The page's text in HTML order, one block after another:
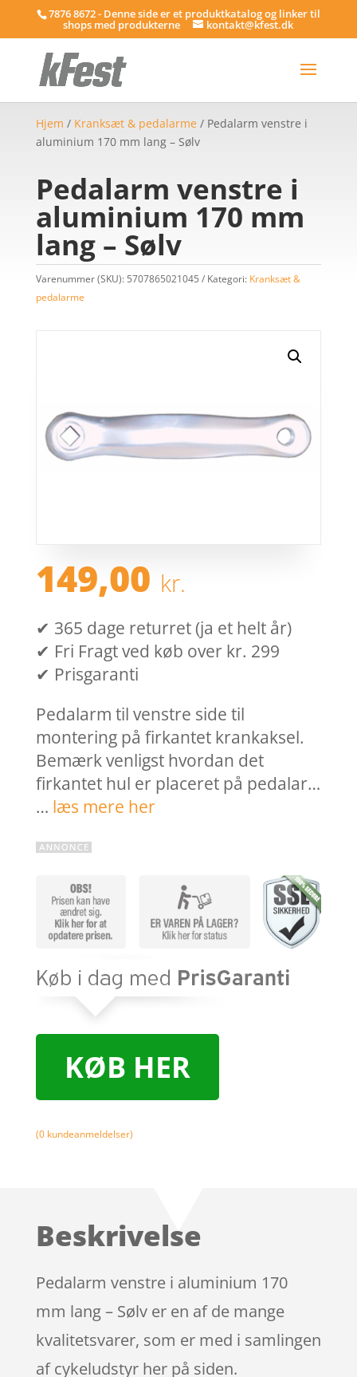
7876 8672 - Denne side er et produktkatalog og linker til
shops med produkterne kontakt@kfest.dk
Hjem / Kranksæt & pedalarme/ Pedalarm venstre i
aluminium 170 mm lang – Sølv
Pedalarm venstre i
aluminium 170 mm
lang – Sølv
Varenummer (SKU): 5707865021045 Kategori: Kranksæt &
pedalarme
149,00 kr.
✔ 365 dage returret (ja et helt år)
✔ Fri Fragt ved køb over kr. 299
✔ Prisgaranti
Pedalarm til venstre side til
montering på firkantet krankaksel.
Bemærk venligst hvordan det
firkantet hul er placeret på pedalar…
… læs mere her
KØB HER
(0kundeanmeldelser)
Beskrivelse
Pedalarm venstre i aluminium 170
mm lang – Sølv er en af de mange
kvalitetsvarer, som er med i samlingen
af cykeludstyr her på siden.